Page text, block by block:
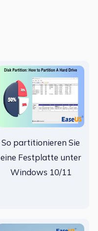
So partitionieren Sie
eine Festplatte unter
Windows 10/11